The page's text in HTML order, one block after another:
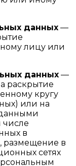
данных —
лицу или
данных —
раскрытие
кругу
или на
числе
в
размещение в
сетях